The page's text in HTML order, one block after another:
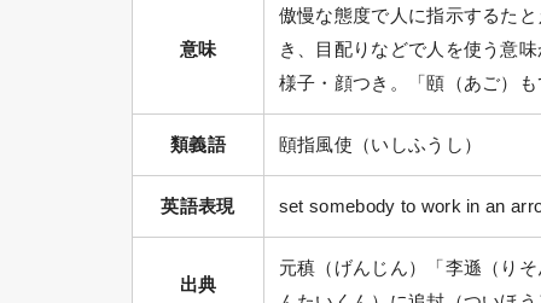
意味
傲慢な態度で人に指示するた
き、目配りなどで人を使う意
様子・顔つき。「頤（あご）
類義語 頤指風使（いしふうし）
英語表現 set somebody to work in an
出典
元稹（げんじん）「李遜（り